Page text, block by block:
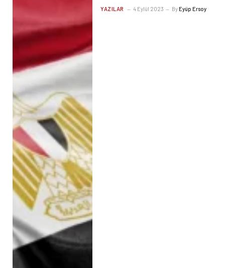
YAZILAR 4 Eylül 2023 ByEyüp Ersoy